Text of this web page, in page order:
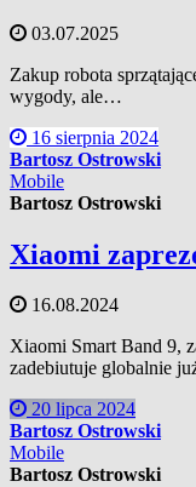
03.07.2025
Zakup robota
wygody, ale…
16 sierpnia 2024
Bartosz Ostrowski
Mobile
Bartosz Ostrowski
Xiaomi
16.08.2024
Xiaomi Smart Band 9,
zadebiutuje globalnie
20 lipca 2024
Bartosz Ostrowski
Mobile
Bartosz Ostrowski